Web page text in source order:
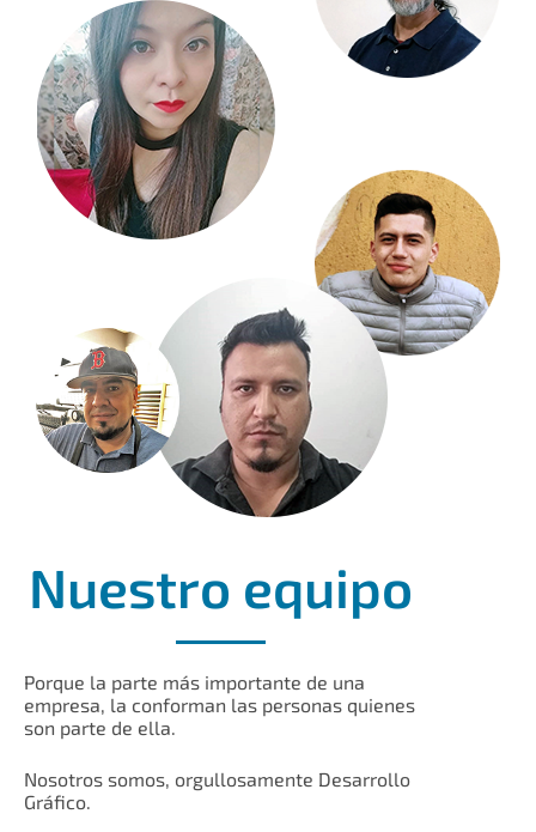
Nuestro equipo
Porque la parte más importante de una
empresa, la conforman las personas quienes
son parte de ella.
Nosotros somos, orgullosamente Desarrollo
Gráfico.